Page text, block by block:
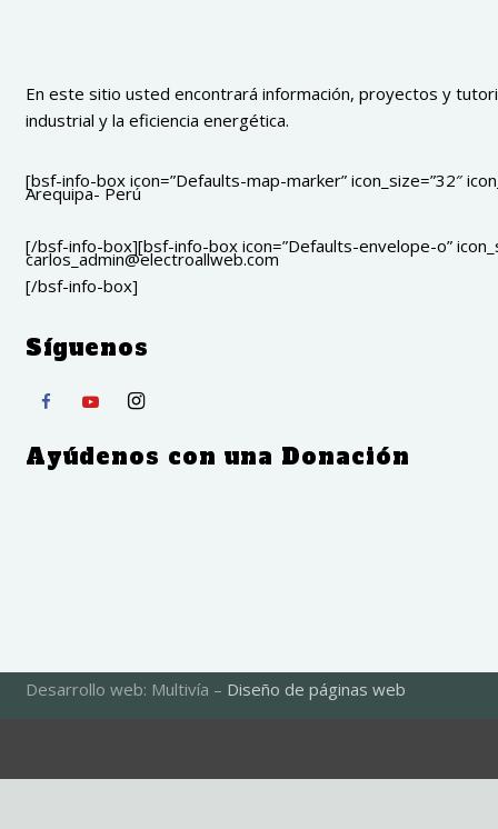
En este sitio usted encontrará información, proyectos y
industrial y la eficiencia energética.
[bsf-info-box icon=”Defaults-map-marker” icon_size=”32″
Arequipa- Perú
[/bsf-info-box][bsf-info-box icon=”Defaults-envelope-o”
carlos_admin@electroallweb.com
[/bsf-info-box]
Síguenos
Ayúdenos con una Donación
Desarrollo web: Multivía – Diseño de páginas web